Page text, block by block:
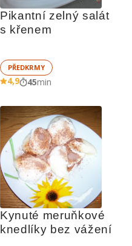
Pikantní zelný salát
PŘEDKRMY
4,9 45min
Kynuté meruňkové
knedlíky bez vážení